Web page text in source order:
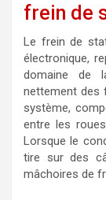
frein de
Le frein de
électronique,
domaine de
nettement des
système,
entre les
Lorsque le
tire sur des
mâchoires de